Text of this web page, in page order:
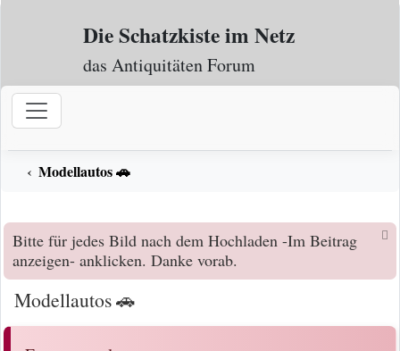
Zum Inhalt
Die Schatzkiste im Netz
das Antiquitäten Forum
Modellautos 🚗
Bitte für jedes Bild nach dem Hochladen -Im Beitrag
anzeigen- anklicken. Danke vorab.
Modellautos 🚗